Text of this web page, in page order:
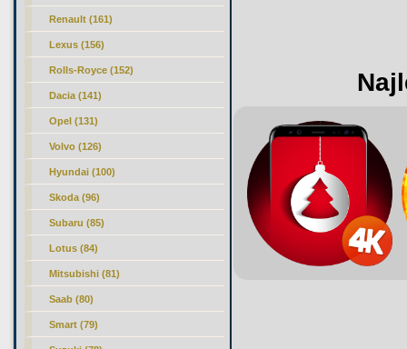
Renault (161)
Lexus (156)
Rolls-Royce (152)
Dacia (141)
Opel (131)
Volvo (126)
Hyundai (100)
Skoda (96)
Subaru (85)
Lotus (84)
Mitsubishi (81)
Saab (80)
Smart (79)